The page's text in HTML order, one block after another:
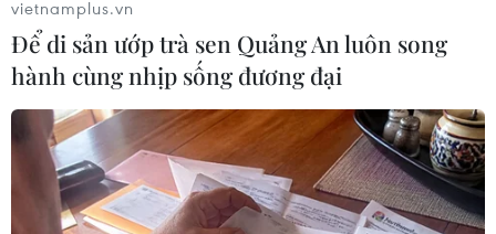
vietnamplus.vn
Để di sản ướp trà sen Quảng An luôn song
hành cùng nhịp sống đương đại